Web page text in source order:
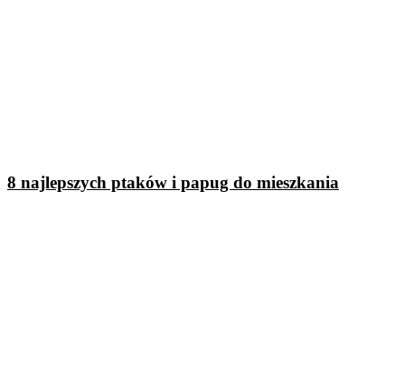
8 najlepszych ptaków i papug do mieszkania